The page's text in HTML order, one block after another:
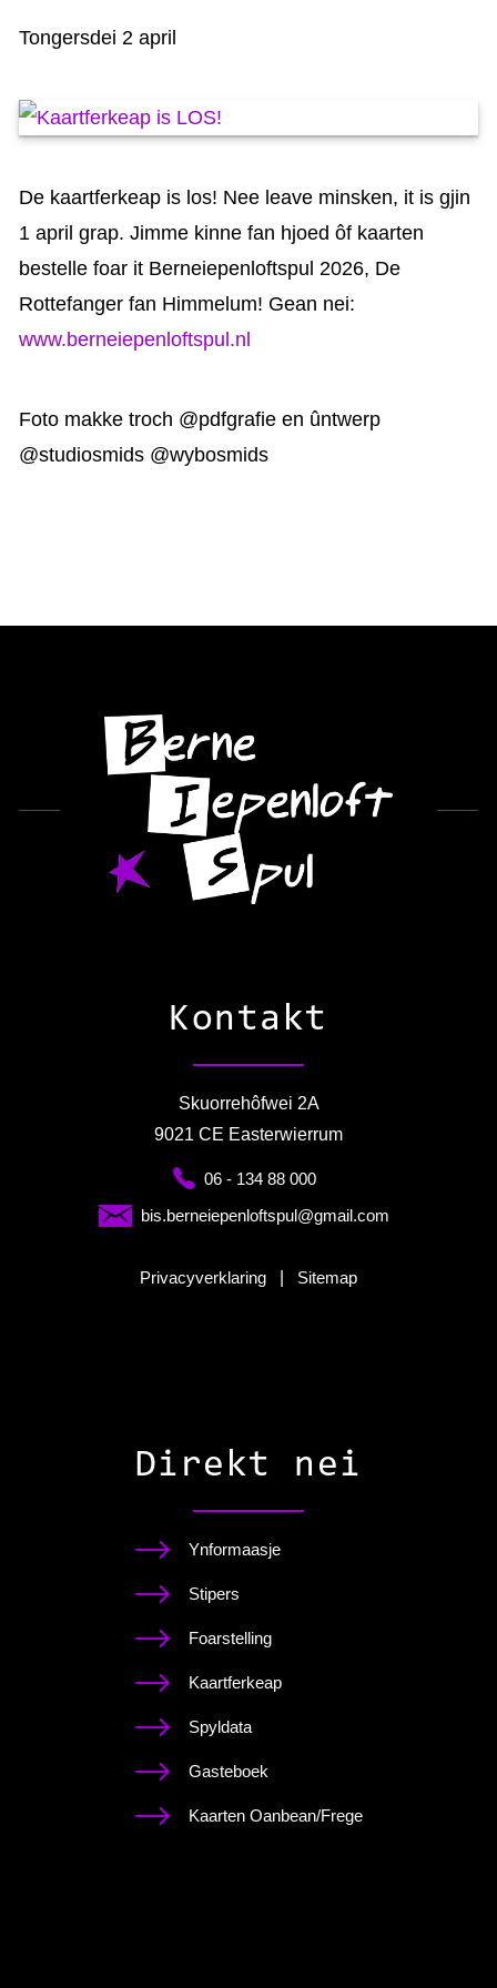
GASTEBOEK
Tongersdei 2 april
De kaartferkeap is los! Nee leave minsken, it is gjin
1 april grap. Jimme kinne fan hjoed ôf kaarten
bestelle foar it Berneiepenloftspul 2026, De
Rottefanger fan Himmelum! Gean nei:
www.berneiepenloftspul.nl
Foto makke troch @pdfgrafie en ûntwerp
@studiosmids @wybosmids
Kontakt
Skuorrehôfwei 2A
9021 CE Easterwierrum
06 - 134 88 000
bis.berneiepenloftspul@gmail.com
Privacyverklaring Sitemap
Direkt nei
Ynformaasje
Stipers
Foarstelling
Kaartferkeap
Spyldata
Gasteboek
Kaarten Oanbean/Frege